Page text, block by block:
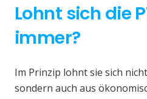
Lohnt sich die
immer?
Im Prinzip lohnt sie sich
sondern auch aus